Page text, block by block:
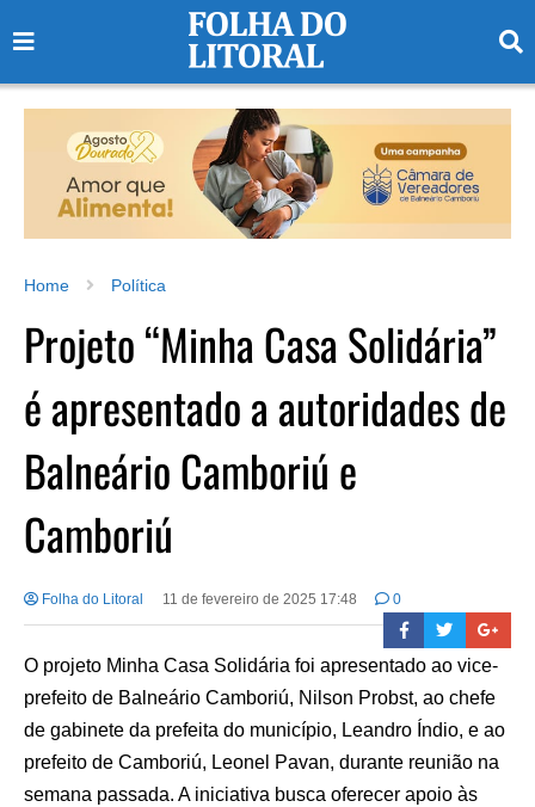
Home Política
Projeto “Minha Casa Solidária”
é apresentado a autoridades de
Balneário Camboriú e
Camboriú
Folha do Litoral 11 de fevereiro de 2025 17:48 0
O projeto Minha Casa Solidária foi apresentado ao vice-
prefeito de Balneário Camboriú, Nilson Probst, ao chefe
de gabinete da prefeita do município, Leandro Índio, e ao
prefeito de Camboriú, Leonel Pavan, durante reunião na
semana passada. A iniciativa busca oferecer apoio às